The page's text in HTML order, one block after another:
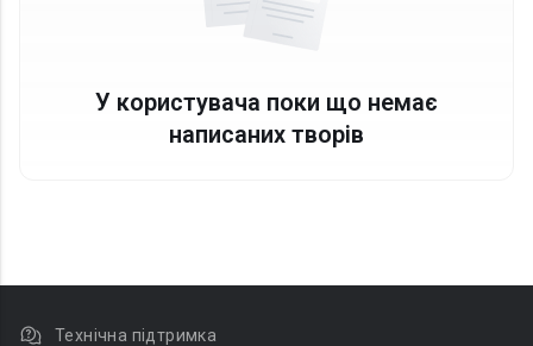
У користувача поки що немає
написаних творів
Технічна підтримка